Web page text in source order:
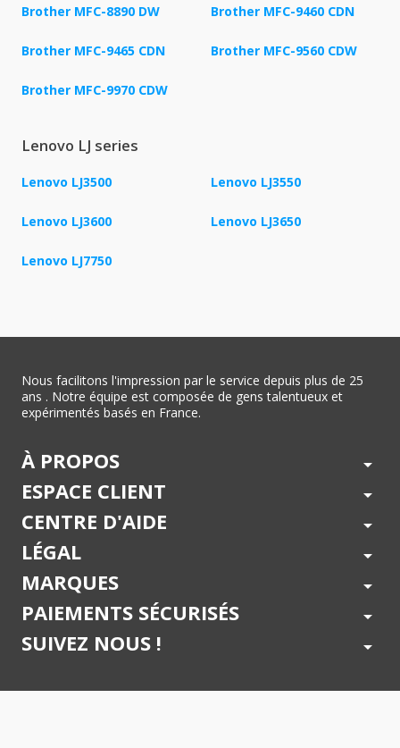
Brother MFC-8890 DW Brother MFC-9460 CDN
Brother MFC-9465 CDN Brother MFC-9560 CDW
Brother MFC-9970 CDW
Lenovo LJ series
Lenovo LJ3500 Lenovo LJ3550
Lenovo LJ3600 Lenovo LJ3650
Lenovo LJ7750
Nous facilitons l'impression par le service depuis plus de 25
ans . Notre équipe est composée de gens talentueux et
expérimentés basés en France.
À PROPOS arrow_drop_down
ESPACE CLIENT arrow_drop_down
CENTRE D'AIDE arrow_drop_down
LÉGAL arrow_drop_down
MARQUES arrow_drop_down
PAIEMENTS SÉCURISÉS arrow_drop_down
SUIVEZ NOUS ! arrow_drop_down